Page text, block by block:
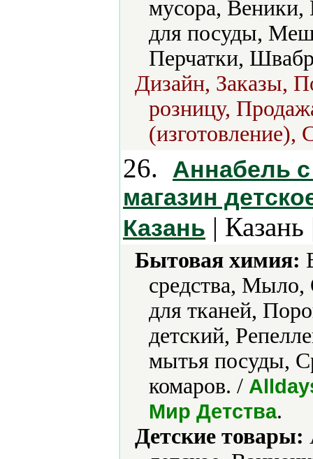
мусора, Веники,
для посуды,
Перчатки,
Дизайн, Заказы,
розницу,
(изготовление),
26.
Аннабель
магазин
Казань |
Бытовая химия:
средства, Мыло,
для тканей,
детский,
мытья посуды,
комаров. /
Мир Детства.
Детские товары: